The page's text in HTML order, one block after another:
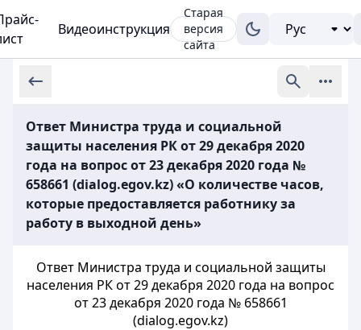
Видеоинструкция
Старая
версия
сайта
Ответ Министра труда и социальной
защиты населения РК от 29 декабря 2020
года на вопрос от 23 декабря 2020 года №
658661 (dialog.egov.kz) «О количестве часов,
которые предоставляется работнику за
работу в выходной день»
Ответ Министра труда и социальной защиты
населения РК от 29 декабря 2020 года на вопрос
от 23 декабря 2020 года № 658661
(dialog.egov.kz)